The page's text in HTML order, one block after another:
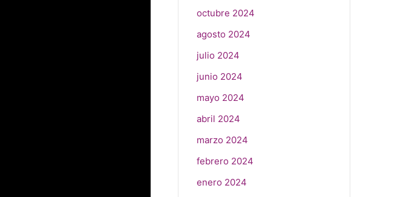
octubre 2024
agosto 2024
julio 2024
junio 2024
mayo 2024
abril 2024
marzo 2024
febrero 2024
enero 2024